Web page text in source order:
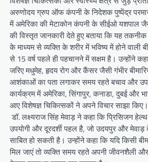
अरुणोदय ग्रुप ऑफ कंपनी के निदेशक पुष्पेंद्र
में अमेरिका की मेटाकोन कंपनी के सीईओ यशपाल
की विस्तृत जानकारी देते हुए बताया कि यह
के माध्यम से व्यक्ति के शरीर में भविष्य में होने वाली
से 15 वर्ष पहले ही पहचानने में सक्षम है। उन्होंने
जरिए मधुमेह, हृदय रोग और कैंसर जैसी गंभीर
आशंकाओं का पता लगाकर समय रहते बचाव और
कार्यक्रम में अमेरिका, सिंगापुर, कनाडा, दुबई और
आए विशेषज्ञ चिकित्सकों ने अपने विचार साझा किए।
डॉ. लक्ष्यराज सिंह मेवाड़ ने कहा कि प्रिसिजन
उपयोगी और दूरदर्शी पहल है, जो उदयपुर और मेवाड़
साबित हो सकती है। उन्होंने कहा कि यदि किसी
मिल जाएं तो व्यक्ति समय रहते अपनी जीवनशैली